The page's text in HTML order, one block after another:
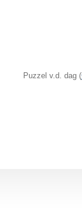
Puzzel v.d. dag (